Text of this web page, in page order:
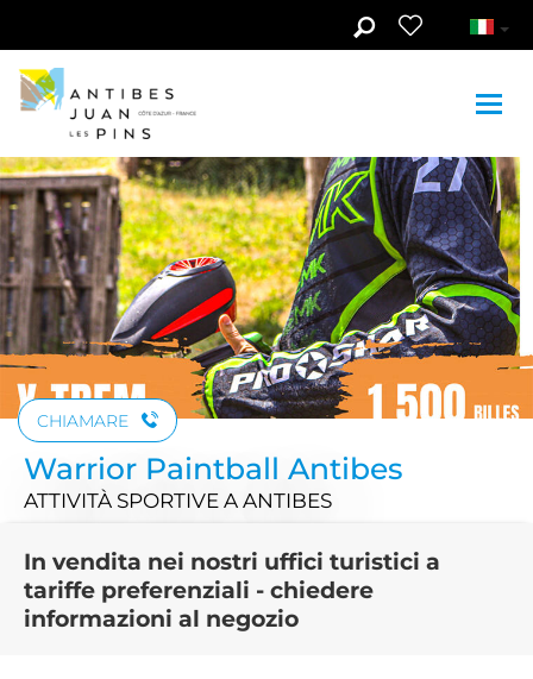
Guarda le foto (3)
CHIAMARE
Warrior Paintball Antibes
ATTIVITÀ SPORTIVE A ANTIBES
In vendita nei nostri uffici turistici a
tariffe preferenziali - chiedere
informazioni al negozio